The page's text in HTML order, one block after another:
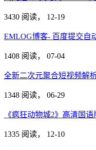
3430 阅读， 12-19
EMLOG博客- 百度提交自
1408 阅读， 07-04
全新二次元聚合短视频解
1348 阅读， 06-29
《疯狂动物城2》高清国
1335 阅读， 12-10